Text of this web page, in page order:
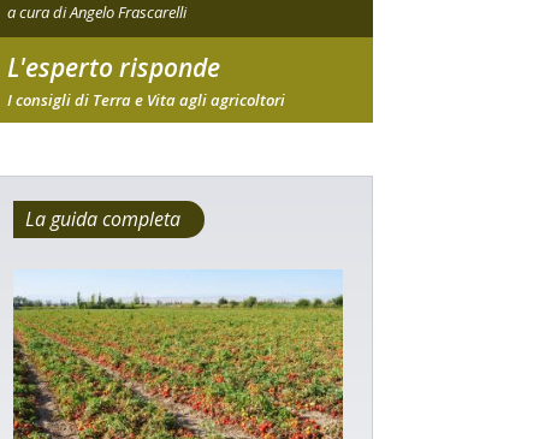
a cura di Angelo Frascarelli
L'esperto risponde
I consigli di Terra e Vita agli agricoltori
La guida completa